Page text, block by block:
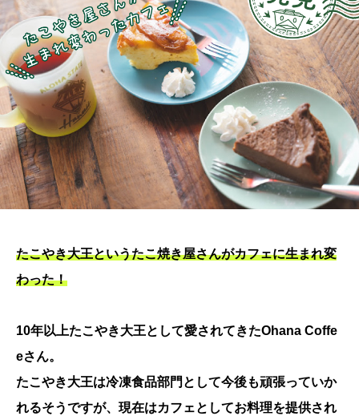
たこやき大王というたこ焼き屋さんがカフェに生まれ変
わった！
10年以上たこやき大王として愛されてきたOhana Coffe
eさん。
たこやき大王は冷凍食品部門として今後も頑張っていか
れるそうですが、現在はカフェとしてお料理を提供され